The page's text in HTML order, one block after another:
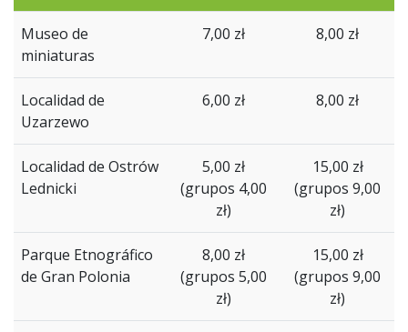
Museo de
miniaturas
7,00 zł 8,00 zł
Localidad de
Uzarzewo
6,00 zł 8,00 zł
Localidad de Ostrów
Lednicki
5,00 zł
(grupos 4,00
zł)
15,00 zł
(grupos 9,00
zł)
Parque Etnográfico
de Gran Polonia
8,00 zł
(grupos 5,00
zł)
15,00 zł
(grupos 9,00
zł)